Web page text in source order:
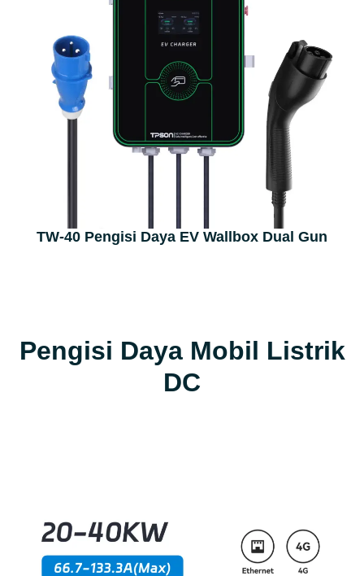
TW-40 Pengisi Daya EV Wallbox Dual Gun
Pengisi Daya Mobil Listrik
DC